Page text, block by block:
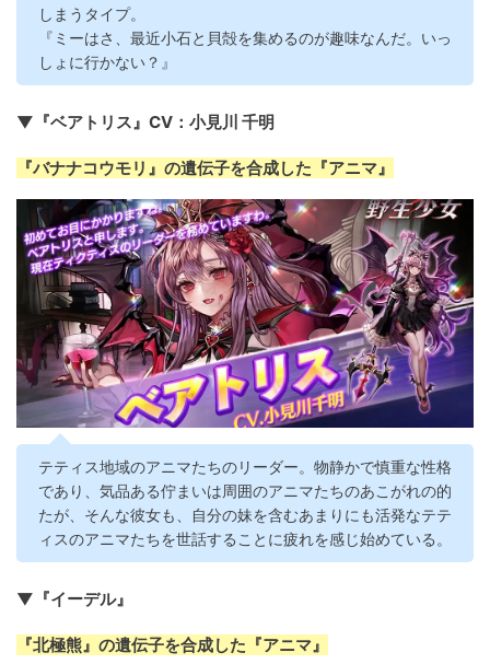
しまうタイプ。
『ミーはさ、最近小石と貝殻を集めるのが趣味なんだ。いっ
しょに行かない？』
▼『ベアトリス』CV：小見川 千明
『バナナコウモリ』の遺伝子を合成した『アニマ』
テティス地域のアニマたちのリーダー。物静かで慎重な性格
であり、気品ある佇まいは周囲のアニマたちのあこがれの的
たが、そんな彼女も、自分の妹を含むあまりにも活発なテテ
ィスのアニマたちを世話することに疲れを感じ始めている。
▼『イーデル』
『北極熊』の遺伝子を合成した『アニマ』